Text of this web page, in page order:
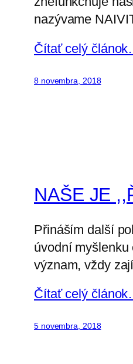
nazývame
Čítať celý
8 novembra, 2018
NAŠE JE
Přináším další
úvodní
význam, vždy
Čítať celý
5 novembra, 2018